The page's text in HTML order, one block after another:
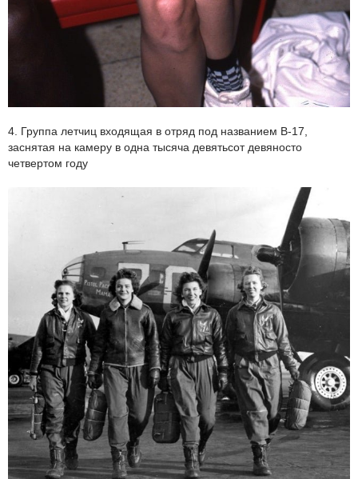
4. Группа летчиц входящая в отряд под названием В-17,
заснятая на камеру в одна тысяча девятьсот девяносто
четвертом году